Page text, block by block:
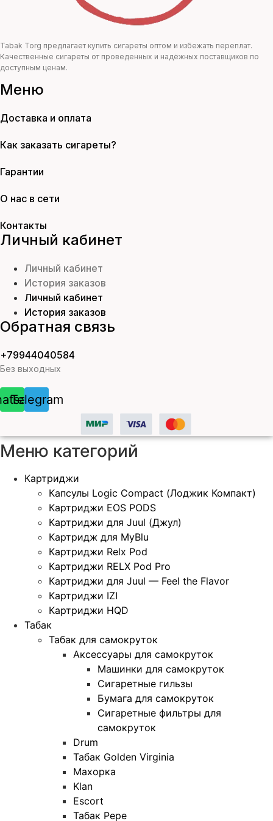
Tabak Torg предлагает купить сигареты оптом и избежать переплат.
Качественные сигареты от проведенных и надёжных поставщиков по
доступным ценам.
Меню
Доставка и оплата
Как заказать сигареты?
Гарантии
О нас в сети
Контакты
Личный кабинет
Личный кабинет
История заказов
Личный кабинет
История заказов
Обратная связь
+79944040584
Без выходных
Telegram
Меню категорий
Картриджи
Капсулы Logic Compact (Лоджик Компакт)
Картриджи EOS PODS
Картриджи для Juul (Джул)
Картридж для MyBlu
Картриджи Relx Pod
Картриджи RELX Pod Pro
Картриджи для Juul — Feel the Flavor
Картриджи IZI
Картриджи HQD
Табак
Табак для самокруток
Аксессуары для самокруток
Машинки для самокруток
Сигаретные гильзы
Бумага для самокруток
Сигаретные фильтры для
самокруток
Drum
Табак Golden Virginia
Махорка
Klan
Escort
Табак Pepe